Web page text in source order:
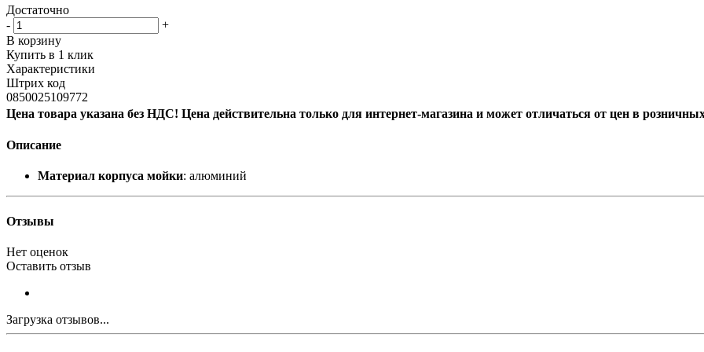
Достаточно
-
+
В корзину
Купить в 1 клик
Характеристики
Штрих код
0850025109772
Цена товара указана без НДС! Цена действительна только для интернет-магазина и может отличаться от цен в
Описание
Материал корпуса мойки: алюминий
Отзывы
Нет оценок
Оставить отзыв
Загрузка отзывов...